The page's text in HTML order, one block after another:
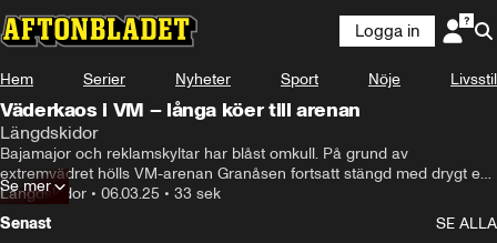
Logga in
Hem Serier Nyheter Sport Nöje Livsstil
Väderkaos i VM – långa köer till arenan
Längdskidor
Bajamajor och reklamskyltar har blåst omkull. På grund av
extremvädret hölls VM-arenan Granåsen fortsatt stängd med drygt en
timme kvar till start.
Längdskidor • 06.03.25 • 33 sek
Se mer
Senast
SE ALLA